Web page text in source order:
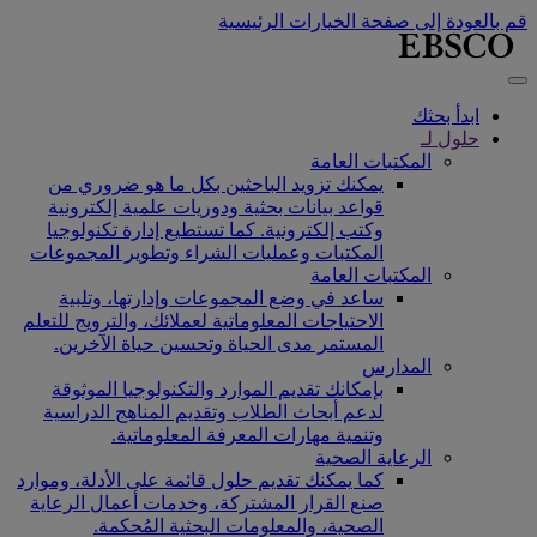
قم بالعودة إلى صفحة الخيارات الرئيسية
ابدأ بحثك
حلول لـ
المكتبات العامة
يمكنك تزويد الباحثين بكل ما هو ضروري من
قواعد بيانات بحثية ودوريات علمية إلكترونية
وكتب إلكترونية. كما تستطيع إدارة تكنولوجيا
المكتبات وعمليات الشراء وتطوير المجموعات
المكتبات العامة
ساعد في وضع المجموعات وإدارتها، وتلبية
الاحتياجات المعلوماتية لعملائك، والترويج للتعلم
المستمر مدى الحياة وتحسين حياة الآخرين.
المدارس
بإمكانك تقديم الموارد والتكنولوجيا الموثوقة
لدعم أبحاث الطلاب وتقديم المناهج الدراسية
وتنمية مهارات المعرفة المعلوماتية.
الرعاية الصحية
كما يمكنك تقديم حلول قائمة على الأدلة، وموارد
صنع القرار المشتركة، وخدمات أعمال الرعاية
الصحية، والمعلومات البحثية المُحكمة.